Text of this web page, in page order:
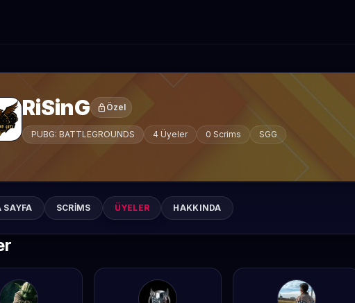
RiSinG lock Özel
PUBG: BATTLEGROUNDS 4 Üyeler 0 Scrims SGG
SAYFA SCRIMS ÜYELER HAKKINDA